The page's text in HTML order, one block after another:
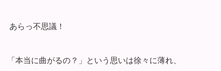
あらっ不思議！
「本当に曲がるの？」という思いは徐々に薄れ、